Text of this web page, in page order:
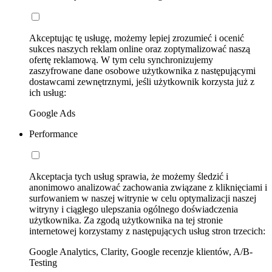
Akceptując tę usługę, możemy lepiej zrozumieć i ocenić
sukces naszych reklam online oraz zoptymalizować naszą
ofertę reklamową. W tym celu synchronizujemy
zaszyfrowane dane osobowe użytkownika z następującymi
dostawcami zewnętrznymi, jeśli użytkownik korzysta już z
ich usług:
Google Ads
Performance
Akceptacja tych usług sprawia, że możemy śledzić i
anonimowo analizować zachowania związane z kliknięciami i
surfowaniem w naszej witrynie w celu optymalizacji naszej
witryny i ciągłego ulepszania ogólnego doświadczenia
użytkownika. Za zgodą użytkownika na tej stronie
internetowej korzystamy z następujących usług stron trzecich:
Google Analytics, Clarity, Google recenzje klientów, A/B-
Testing